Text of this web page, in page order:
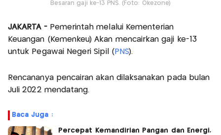
Besaran gaji ke-13 PNS. (Foto: Okezone)
JAKARTA - Pemerintah melalui Kementerian
Keuangan (Kemenkeu) Akan mencairkan gaji ke-13
untuk Pegawai Negeri Sipil ( PNS).
Rencananya pencairan akan dilaksanakan pada bulan
Juli 2022 mendatang.
Baca Juga :
Percepat Kemandirian Pangan dan Energi,